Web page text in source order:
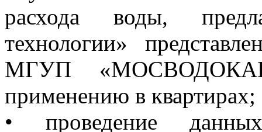
расхода воды,
технологии»
МГУП
применению в квартирах;
• проведение